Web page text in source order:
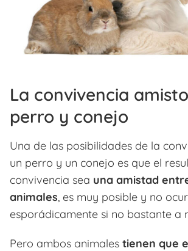
La convivencia
perro y conejo
Una de las posibilidades de la
un perro y un conejo es que el
convivencia sea una amistad
animales , es muy posible y no
esporádicamente si no bastante a
Pero ambos animales tienen que